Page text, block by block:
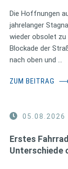
Die Hoffnungen
jahrelanger
wieder obsolet zu
Blockade der
nach oben und …
ZUM BEITRAG
05.08.2026
Erstes
Unterschiede